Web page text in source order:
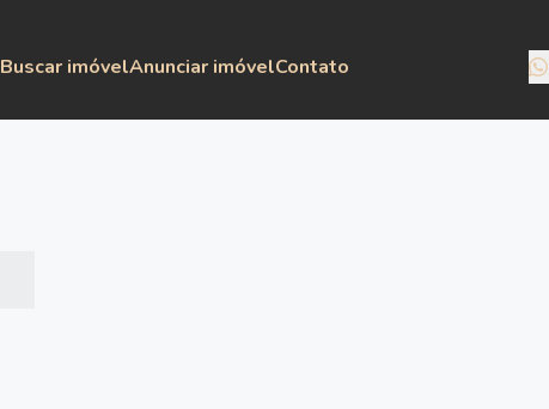
Buscar imóvelAnunciar imóvelContato